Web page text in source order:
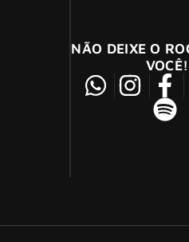
NÃO DEIXE O
VOCÊ!